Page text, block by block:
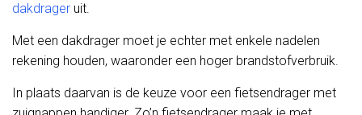
dakdrager uit.
Met een dakdrager moet je echter met enkele nadelen
rekening houden, waaronder een hoger brandstofverbruik.
In plaats daarvan is de keuze voor een fietsendrager met